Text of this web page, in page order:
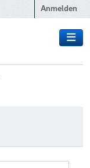
Anmelden